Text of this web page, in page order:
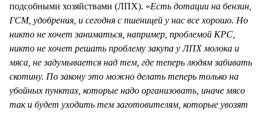
подсобными хозяйствами (ЛПХ). «Есть дотации на бензин,
ГСМ, удобрения, и сегодня с пшеницей у нас все хорошо. Но
никто не хочет заниматься, например, проблемой КРС,
никто не хочет решать проблему закупа у ЛПХ молока и
мяса, не задумывается над тем, где теперь людям забивать
скотину. По закону это можно делать теперь только на
убойных пунктах, которые надо организовать, иначе мясо
так и будет уходить тем заготовителям, которые увозят